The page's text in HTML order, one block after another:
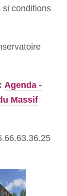
si conditions
:Agenda -
Massif